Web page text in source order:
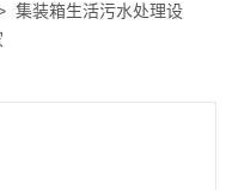
集装箱生活污水处理设